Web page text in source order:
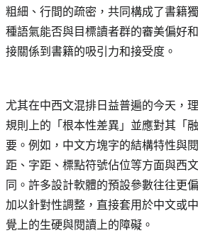
粗細、行間的疏密，共同構成了書籍
種語氣能否與目標讀者群的審美偏好
接關係到書籍的吸引力和接受度。
尤其在中西文混排日益普遍的今天，
規則上的「根本性差異」並應對其「
要。例如，中文方塊字的結構特性與
距、字距、標點符號佔位等方面與西
同。許多設計軟體的預設參數往往更
加以針對性調整，直接套用於中文或
覺上的生硬與閱讀上的障礙。